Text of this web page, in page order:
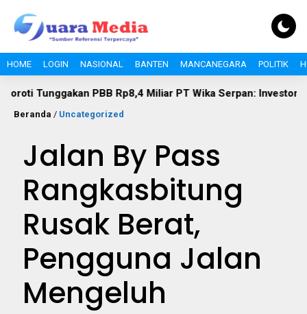
HOME LOGIN NASIONAL BANTEN MANCANEGARA POLITIK
PBB Rp8,4 Miliar PT Wika Serpan: Investor Besar
Beranda / Uncategorized
Jalan By Pass
Rangkasbitung
Rusak Berat,
Pengguna Jalan
Mengeluh